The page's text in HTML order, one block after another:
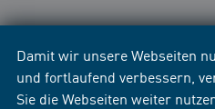
Damit wir unsere Webseiten
und fortlaufend verbessern,
Sie die Webseiten weiter